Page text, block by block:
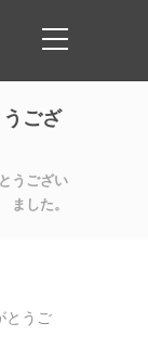
ござ
うござい
ました。
とうご